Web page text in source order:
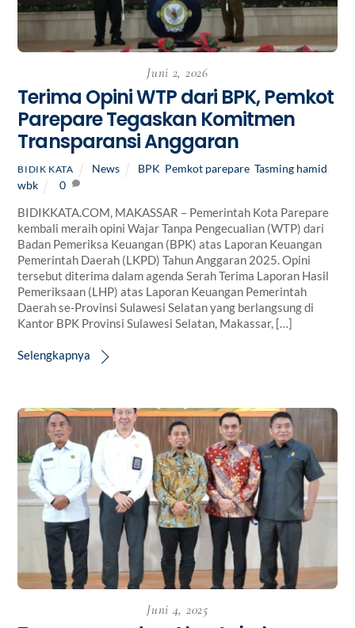
Juni 2, 2026
Terima Opini WTP dari BPK, Pemkot
Parepare Tegaskan Komitmen
Transparansi Anggaran
BIDIK KATA News BPK Pemkot parepare, Tasming hamid
wbk
0
BIDIKKATA.COM, MAKASSAR – Pemerintah Kota Parepare
kembali meraih opini Wajar Tanpa Pengecualian (WTP) dari
Badan Pemeriksa Keuangan (BPK) atas Laporan Keuangan
Pemerintah Daerah (LKPD) Tahun Anggaran 2025. Opini
tersebut diterima dalam agenda Serah Terima Laporan Hasil
Pemeriksaan (LHP) atas Laporan Keuangan Pemerintah
Daerah se-Provinsi Sulawesi Selatan yang berlangsung di
Kantor BPK Provinsi Sulawesi Selatan, Makassar, […]
Selengkapnya
Juni 4, 2025